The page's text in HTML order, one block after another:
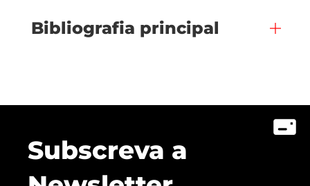
Bibliografia principal
Subscreva a